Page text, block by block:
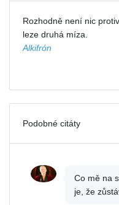
Rozhodně není nic
leze druhá míza.
Alkifrón
Podobné citáty
Co mě na
je, že